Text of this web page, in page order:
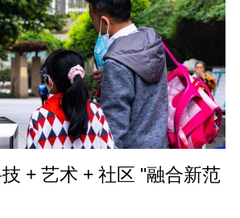
+ 艺术 + 社区 "融合新范